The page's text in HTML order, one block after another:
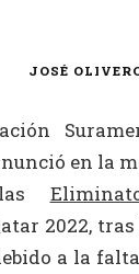
JOSÉ
en la
2022,
a la